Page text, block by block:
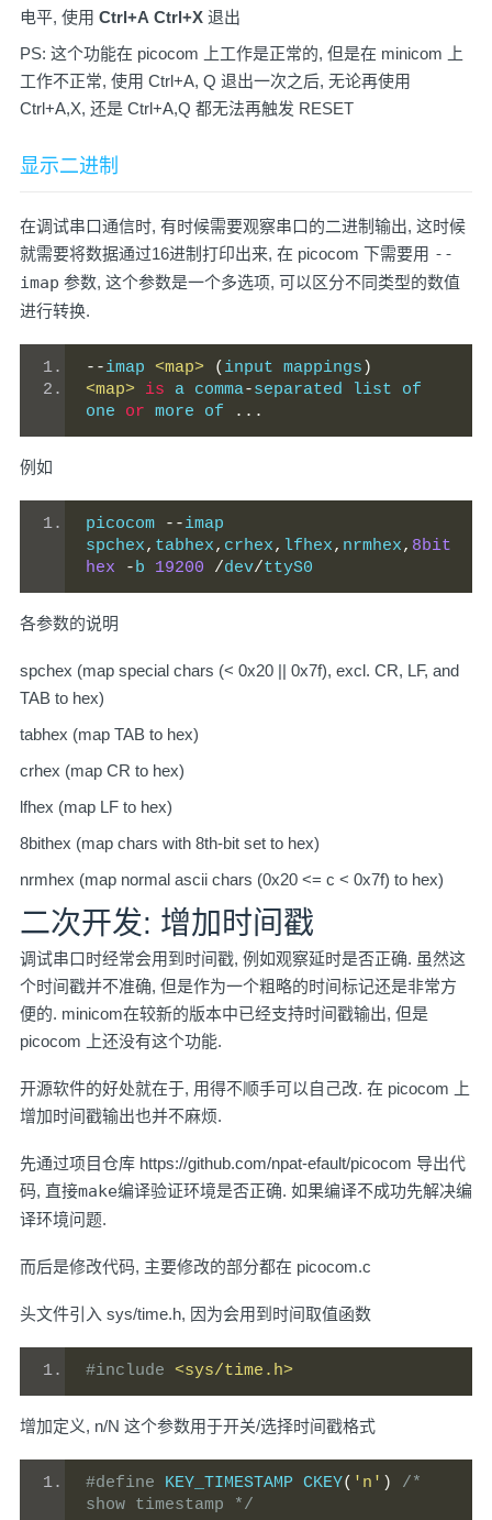
电平, 使用 Ctrl+A Ctrl+X 退出
PS: 这个功能在 picocom 上工作是正常的, 但是在 minicom 上
工作不正常, 使用 Ctrl+A, Q 退出一次之后, 无论再使用
Ctrl+A,X, 还是 Ctrl+A,Q 都无法再触发 RESET
显示二进制
在调试串口通信时, 有时候需要观察串口的二进制输出, 这时候
就需要将数据通过16进制打印出来, 在 picocom 下需要用 --
imap 参数, 这个参数是一个多选项, 可以区分不同类型的数值
进行转换.
--imap <map> ( input mappings )
<map> is a comma-separated list of
one or more of ...
例如
picocom --imap
spchex, tabhex, crhex, lfhex, nrmhex, 8bit
hex
-b 19200 /dev/ttyS0
各参数的说明
spchex (map special chars (< 0x20 || 0x7f), excl. CR, LF, and
TAB to hex)
tabhex (map TAB to hex)
crhex (map CR to hex)
lfhex (map LF to hex)
8bithex (map chars with 8th-bit set to hex)
nrmhex (map normal ascii chars (0x20 <= c < 0x7f) to hex)
二次开发: 增加时间戳
调试串口时经常会用到时间戳, 例如观察延时是否正确. 虽然这
个时间戳并不准确, 但是作为一个粗略的时间标记还是非常方
便的. minicom在较新的版本中已经支持时间戳输出, 但是
picocom 上还没有这个功能.
开源软件的好处就在于, 用得不顺手可以自己改. 在 picocom 上
增加时间戳输出也并不麻烦.
先通过项目仓库 https://github.com/npat-efault/picocom 导出代
码, 直接make编译验证环境是否正确. 如果编译不成功先解决编
译环境问题.
而后是修改代码, 主要修改的部分都在 picocom.c
头文件引入 sys/time.h, 因为会用到时间取值函数
#include <sys/time.h>
增加定义, n/N 这个参数用于开关/选择时间戳格式
#define KEY_TIMESTAMP CKEY( 'n' )
/*
show timestamp */